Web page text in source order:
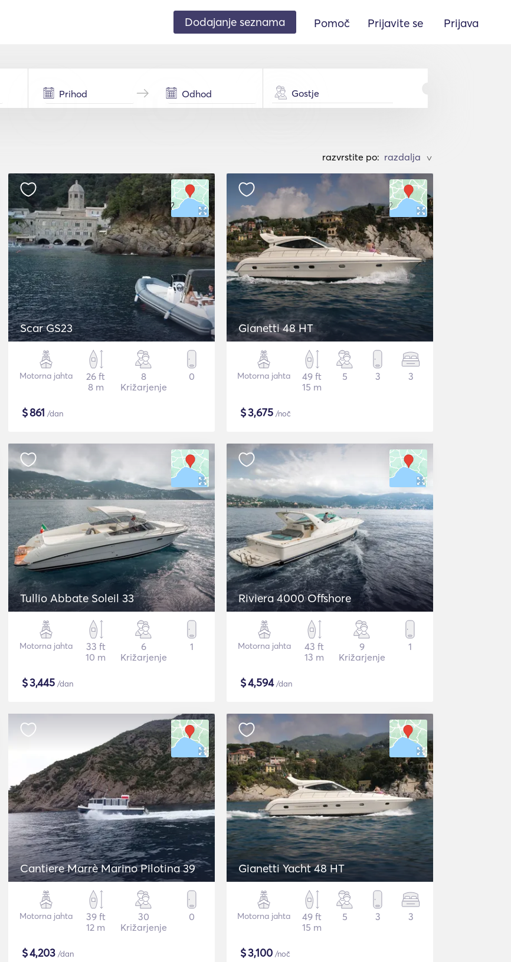
Dodajanje seznama Pomoč Prijavite se Prijava
Gostje
razvrstite po: >
Scar GS23
Motorna jahta
26 ft
8 m
8
Križarjenje
0
$861 /dan
Gianetti 48 HT
Motorna jahta
49 ft
15 m
5 3 3
$3,675 /noč
Tullio Abbate Soleil 33
Motorna jahta
33 ft
10 m
6
Križarjenje
1
$3,445 /dan
Riviera 4000 Offshore
Motorna jahta
43 ft
13 m
9
Križarjenje
1
$4,594/dan
Cantiere Marrè Marino Pilotina 39
Motorna jahta
39 ft
12 m
30
Križarjenje
0
$4,203 /dan
Gianetti Yacht 48 HT
Motorna jahta
49 ft
15 m
5 3 3
$3,100 /noč